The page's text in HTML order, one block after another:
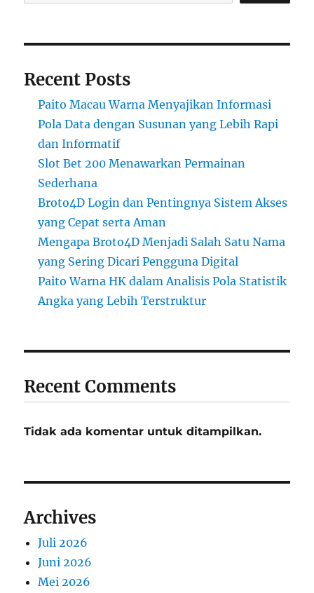
Recent Posts
Paito Macau Warna Menyajikan Informasi
Pola Data dengan Susunan yang Lebih Rapi
dan Informatif
Slot Bet 200 Menawarkan Permainan
Sederhana
Broto4D Login dan Pentingnya Sistem Akses
yang Cepat serta Aman
Mengapa Broto4D Menjadi Salah Satu Nama
yang Sering Dicari Pengguna Digital
Paito Warna HK dalam Analisis Pola Statistik
Angka yang Lebih Terstruktur
Recent Comments
Tidak ada komentar untuk ditampilkan.
Archives
Juli 2026
Juni 2026
Mei 2026